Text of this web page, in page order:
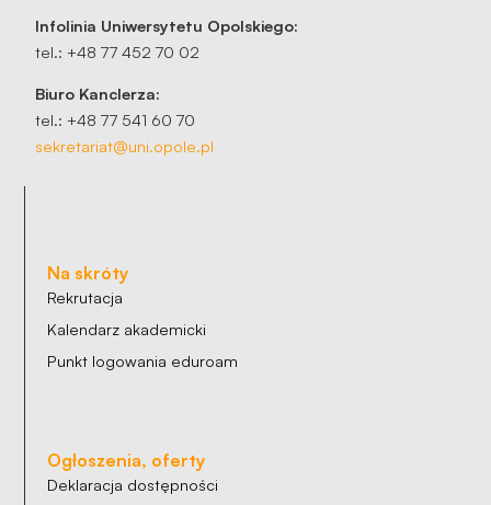
Infolinia Uniwersytetu Opolskiego:
tel.: +48 77 452 70 02
Biuro Kanclerza:
tel.: +48 77 541 60 70
sekretariat@uni.opole.pl
Na skróty
Rekrutacja
Kalendarz akademicki
Punkt logowania eduroam
Ogłoszenia, oferty
Deklaracja dostępności